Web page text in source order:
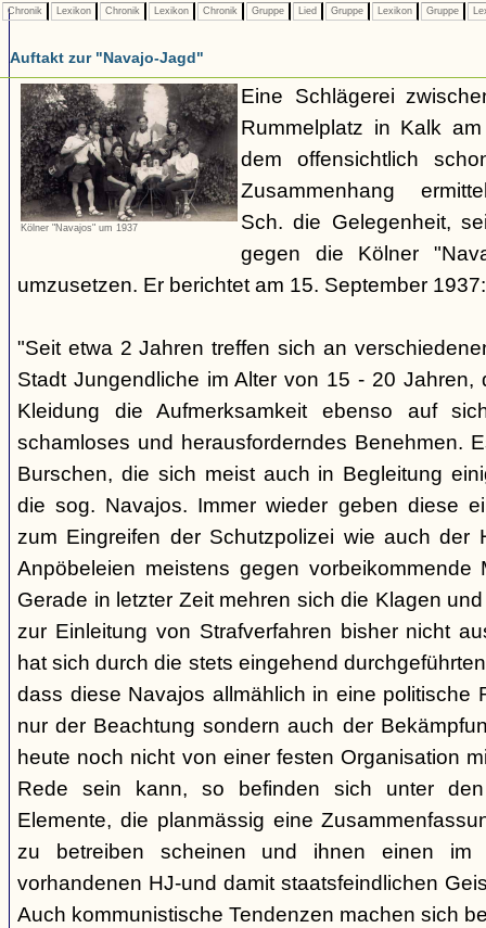
Chronik Lexikon Chronik Lexikon Chronik Gruppe Lied Gruppe Lexikon Gruppe
Auftakt zur "Navajo-Jagd"
Kölner "Navajos" um 1937
Eine Schlägerei
Rummelplatz in Kalk
dem offensichtlich
Zusammenhang
Sch. die Gelegenheit,
gegen die Kölner
umzusetzen. Er berichtet am 15. September 1937:
"Seit etwa 2 Jahren treffen sich an
Stadt Jungendliche im Alter von 15 - 20 Jahren,
Kleidung die Aufmerksamkeit ebenso auf
schamloses und herausforderndes Benehmen.
Burschen, die sich meist auch in Begleitung
die sog. Navajos. Immer wieder geben diese
zum Eingreifen der Schutzpolizei wie auch der
Anpöbeleien meistens gegen vorbeikommende
Gerade in letzter Zeit mehren sich die Klagen
zur Einleitung von Strafverfahren bisher nicht
hat sich durch die stets eingehend
dass diese Navajos allmählich in eine politische
nur der Beachtung sondern auch der
heute noch nicht von einer festen Organisation
Rede sein kann, so befinden sich unter
Elemente, die planmässig eine
zu betreiben scheinen und ihnen einen im
vorhandenen HJ-und damit staatsfeindlichen
Auch kommunistische Tendenzen machen sich